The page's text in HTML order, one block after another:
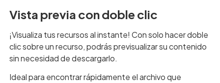
Vista previa con doble clic
¡Visualiza tus recursos al instante! Con solo hacer doble
clic sobre un recurso, podrás previsualizar su contenido
sin necesidad de descargarlo.
Ideal para encontrar rápidamente el archivo que